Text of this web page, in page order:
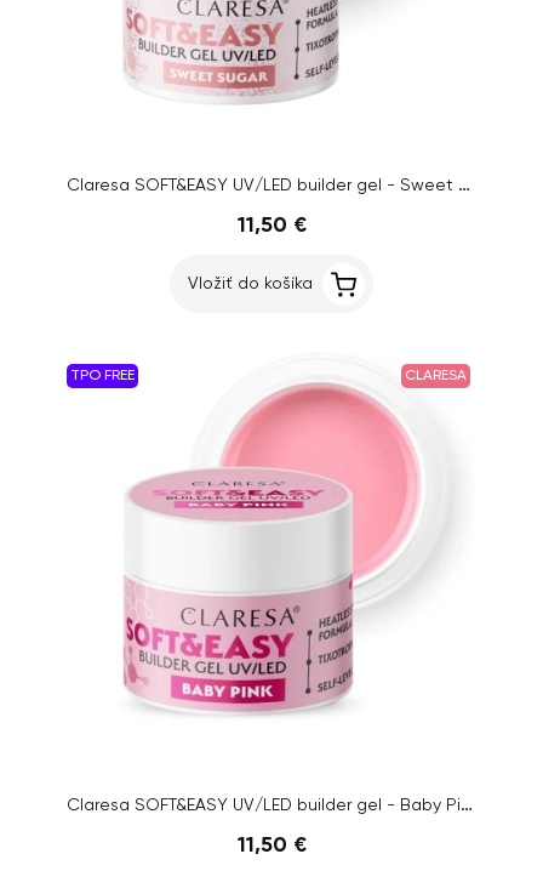
Claresa SOFT&EASY UV/LED builder gel - Sweet Sugar, 45g
11,50 €
Vložiť do košíka
TPO FREE CLARESA
Claresa SOFT&EASY UV/LED builder gel - Baby Pink, 45g
11,50 €